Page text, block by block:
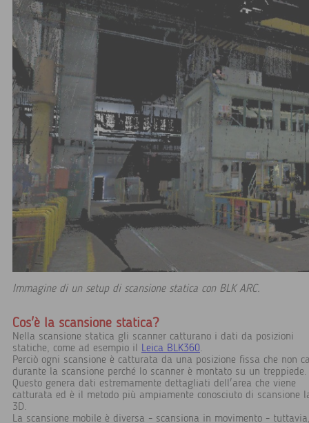
Immagine di un setup di scansione statica con BLK ARC.
Cos'è la scansione statica?
Nella scansione statica gli scanner catturano i dati da posizioni
statiche, come ad esempio il
Leica BLK360.
Perciò ogni scansione è catturata da una posizione fissa che non
durante la scansione perché lo scanner è montato su un treppiede.
Questo genera dati estremamente dettagliati dell'area che viene
catturata ed è il metodo più ampiamente conosciuto di scansione
3D.
La scansione mobile è diversa - scansiona in movimento -